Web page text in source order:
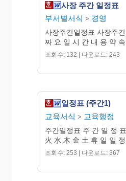
사장 주간 일정표
부서별서식 > 경영
사장주간일정표 사장주
짜 요 일 시 간 내 용 약 속
조회수: 132 | 다운로드: 243
일정표 (주간1)
교육서식 > 교육행정
주간일정표 주 간 일 정
火 水 木 金 土 휴 일 일 정
조회수: 253 | 다운로드: 367